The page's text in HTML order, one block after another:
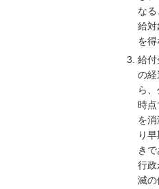
な
給
を得
給
の
ら
時点
を
り
き
行政
滅の